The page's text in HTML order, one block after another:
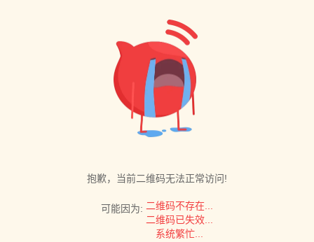
抱歉，当前二维码无法正常访问!
可能因为: 二维码不存在...
二维码已失效...
系统繁忙...